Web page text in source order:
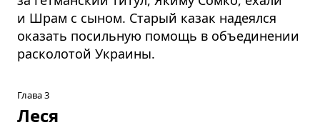
и Шрам с сыном. Старый казак надеялся
оказать посильную помощь в объединении
расколотой Украины.
Глава 3
Леся